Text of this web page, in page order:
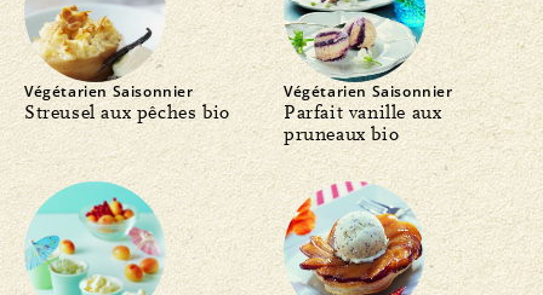
Végétarien Saisonnier
Streusel aux pêches bio
Végétarien Saisonnier
Parfait vanille aux
pruneaux bio